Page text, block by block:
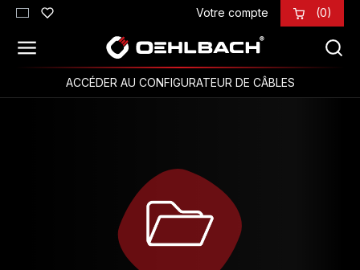
Passer au contenu principal Votre compte (0)
ACCÉDER AU CONFIGURATEUR DE CÂBLES